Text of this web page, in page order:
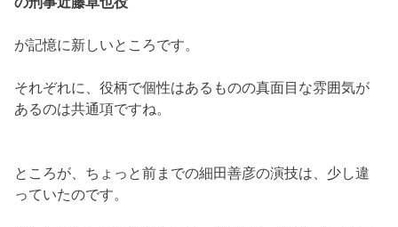
が記憶に新しいところです。
それぞれに、役柄で個性はあるものの真面目な雰囲気が
あるのは共通項ですね。
ところが、ちょっと前までの細田善彦の演技は、少し違
っていたのです。